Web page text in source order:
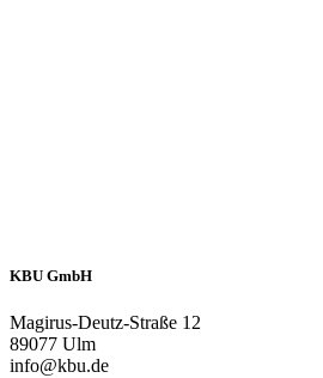
KBU GmbH
Magirus-Deutz-Straße 12
89077 Ulm
info@kbu.de